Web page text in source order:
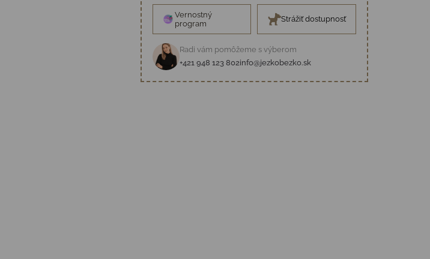
Vernostný
program
Strážiť dostupnosť
Radi vám pomôžeme s výberom
+421 948 123 802info@jezkobezko.sk